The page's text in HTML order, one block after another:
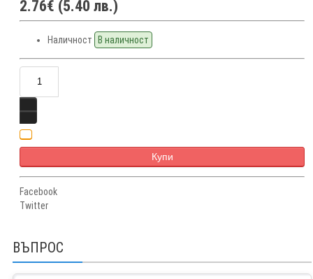
2.76€ (5.40 лв.)
Наличност В наличност
Купи
Facebook
Twitter
ВЪПРОС